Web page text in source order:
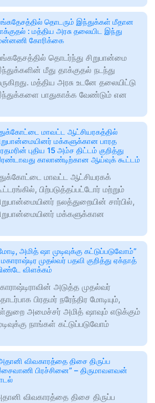
தொடரும் இந்துக்கள் மீதான
: மத்திய அரசு தலையிட இந்து
கோரிக்கை
தொடர்ந்து சிறுபான்மை
மீது தாக்குதல் நடந்து
மத்திய அரசு உடனே தலையிட்டு
பாதுகாக்க வேண்டும் என
மாவட்ட ஆட்சியரகத்தில்
மக்களுக்கான பாரத
புதிய 15 அம்ச திட்டம் குறித்து
காலாண்டிற்கான ஆய்வுக் கூட்டம்
மாவட்ட ஆட்சியரகக்
பிற்படுத்தப்பட்டோர் மற்றும்
நலத்துறையின் சார்பில்,
மக்களுக்கான
அமித் ஷா முடிவுக்கு கட்டுப்படுவோம்”
முதல்வர் பதவி குறித்து ஏக்நாத்
விளக்கம்
அடுத்த முதல்வர்
பிரதமர் நரேந்திர மோடியும்,
அமைச்சர் அமித் ஷாவும் எடுக்கும்
நாங்கள் கட்டுப்படுவோம்
விவகாரத்தை திசை திருப்ப
பிரச்சினை” – திருமாவளவன்
விவகாரத்தை திசை திருப்ப